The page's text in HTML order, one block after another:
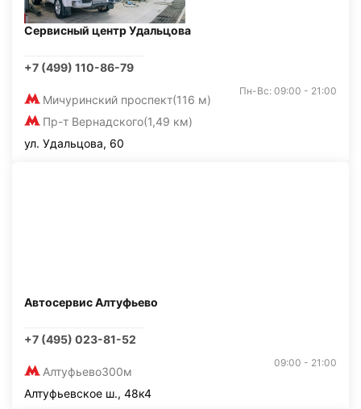
Сервисный центр Удальцова
+7 (499) 110-86-79
Мичуринский проспект(116 м)
Пр-т Вернадского(1,49 км)
Пн-Вс: 09:00 - 21:00
ул. Удальцова, 60
Автосервис Алтуфьево
+7 (495) 023-81-52
Алтуфьево300м
09:00 - 21:00
Алтуфьевское ш., 48к4